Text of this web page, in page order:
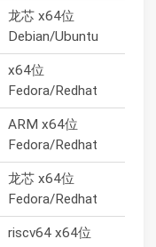
龙芯 x64位
Debian/Ubuntu
x64位
Fedora/Redhat
ARM x64位
Fedora/Redhat
龙芯 x64位
Fedora/Redhat
riscv64 x64位